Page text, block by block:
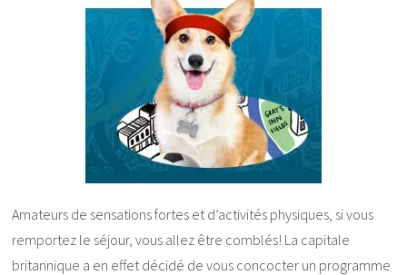
Amateurs de sensations fortes et d’activités physiques, si vous
remportez le séjour, vous allez être comblés! La capitale
britannique a en effet décidé de vous concocter un programme